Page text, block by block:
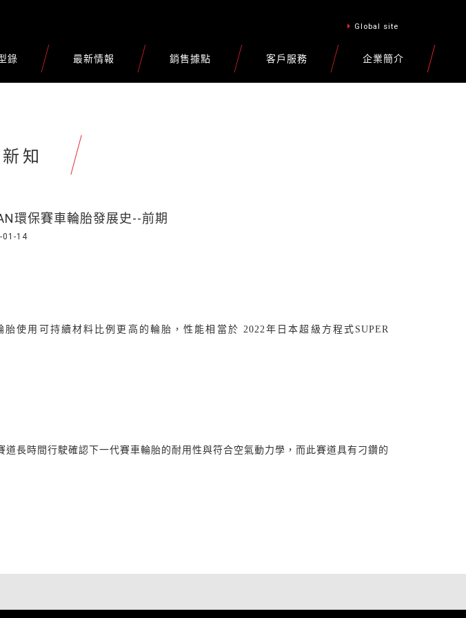
Global site
錄 最新情報 銷售據點 客戶服務 企業簡介
知
環保賽車輪胎發展史--前期
01-14
使用可持續材料比例更高的輪胎，性能相當於 2022年日本超級方程式 SUPER
道長時間行駛確認下一代賽車輪胎的耐用性與符合空氣動力學，而此賽道具有刁鑽的